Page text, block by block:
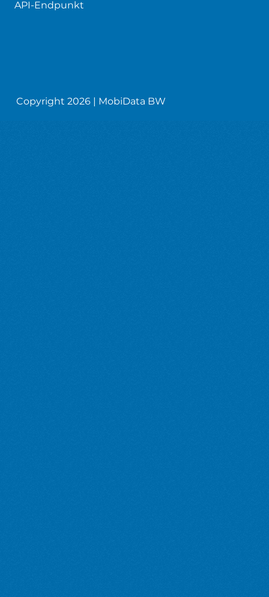
API-Endpunkt
Copyright 2026 | MobiData BW